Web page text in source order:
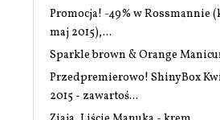
Promocja! -49% w Rossmannie
maj 2015),...
Sparkle brown & Orange
Przedpremierowo! ShinyBox
2015 - zawartoś...